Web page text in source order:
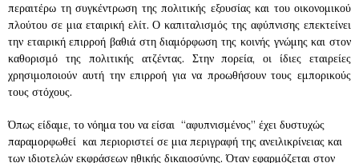
περαιτέρω τη συγκέντρωση της πολιτικής εξουσίας και του οικονομικού
πλούτου σε μια εταιρική ελίτ. Ο καπιταλισμός της αφύπνισης επεκτείνει
την εταιρική επιρροή βαθιά στη διαμόρφωση της κοινής γνώμης και στον
καθορισμό της πολιτικής ατζέντας. Στην πορεία, οι ίδιες εταιρείες
χρησιμοποιούν αυτή την επιρροή για να προωθήσουν τους εμπορικούς
τους στόχους.
Όπως είδαμε, το νόημα του να είσαι “αφυπνισμένος” έχει δυστυχώς
παραμορφωθεί και περιοριστεί σε μια περιγραφή της ανειλικρίνειας και
των ιδιοτελών εκφράσεων ηθικής δικαιοσύνης. Όταν εφαρμόζεται στον